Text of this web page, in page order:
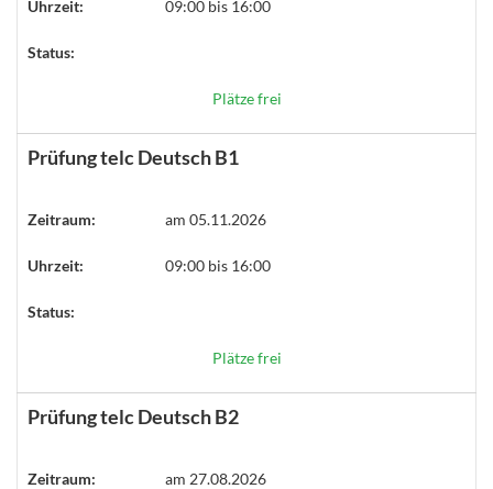
Uhrzeit: 09:00 bis 16:00
Status:
Plätze frei
Prüfung telc Deutsch B1
Zeitraum: am 05.11.2026
Uhrzeit: 09:00 bis 16:00
Status:
Plätze frei
Prüfung telc Deutsch B2
Zeitraum: am 27.08.2026